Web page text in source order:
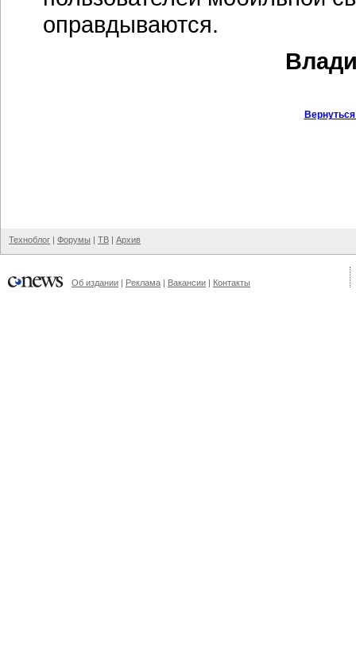
оправдываются.
Техноблог | Форумы | ТВ | Архив
Об издании | Реклама | Вакансии | Контакты